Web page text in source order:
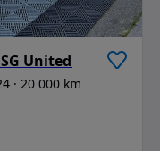
United
20 000 km